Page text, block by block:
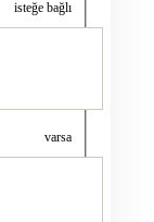
isteğe bağlı
varsa